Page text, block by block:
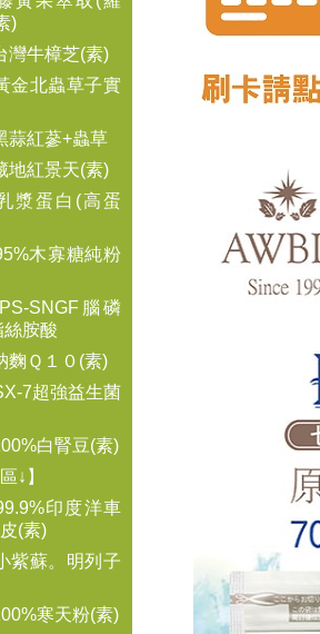
)
灣牛樟芝(素)
金北蟲草子實
蒜紅蔘+蟲草
地紅景天(素)
漿蛋白(高蛋
木寡糖純粉
SNGF腦磷
絲胺酸
麴Ｑ１０(素)
7超強益生菌
白腎豆(素)
↓】
印度洋車
(素)
紫蘇。明列子
寒天粉(素)